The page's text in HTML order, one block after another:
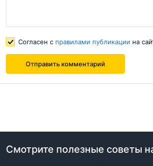
правилами публикации
Отправить комментарий
Согласен с правилами публикации на
Отправить комментарий
Смотрите полезные советы